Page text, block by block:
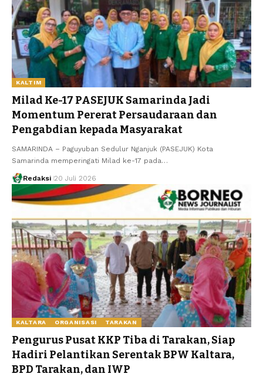
KALTIM
Milad Ke-17 PASEJUK Samarinda Jadi
Momentum Pererat Persaudaraan dan
Pengabdian kepada Masyarakat
SAMARINDA – Paguyuban Sedulur Nganjuk (PASEJUK) Kota
Samarinda memperingati Milad ke-17 pada…
Redaksi 20 Juli 2026
KALTARA ORGANISASI TARAKAN
Pengurus Pusat KKP Tiba di Tarakan, Siap
Hadiri Pelantikan Serentak BPW Kaltara,
BPD Tarakan, dan IWP